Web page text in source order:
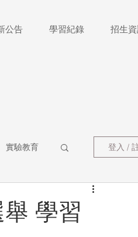
公告 學習紀錄 招生
實驗教育 登入 /
學習